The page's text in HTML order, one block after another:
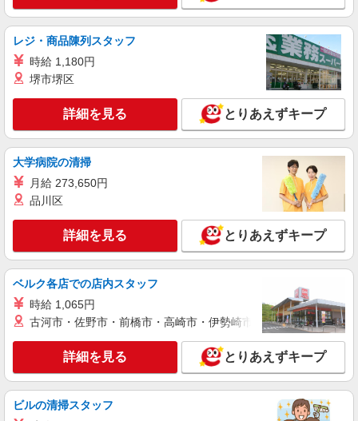
キープ 詳細を見る
LAPI-Staff株式会社 本社/軽作業窓口
ギフトのシール貼り・仕分け・梱包
時給1,400円以上＋交通費全額支給 ※夜勤は時
給1,800円以上（深夜手当含む） ◆月収例
246,400円 （日勤シフト10時〜19時 週5日勤務の
場合） 時給1,400円×8h×22日勤務
東京都江東区 ★上記以外にも神奈川県内（川
崎・横浜・相模原など）に多数派遣先有
キープ 詳細を見る
LAPI-Staff株式会社 本社/軽作業窓口
ギフト商品の仕分けや袋詰め作業
時給1,800円以上（深夜手当含む）＋交通費全
翌6時 週5日勤務の場合） 時給1,800円×8h×22日勤
務
東京都江東区 ★上記以外にも神奈川県内（川
崎・横浜・相模原など）に多数派遣先有
キープ 詳細を見る
派遣社員
LAPI-Staff株式会社 本社/軽作業窓口
レジ・商品陳列スタッフ
時給 1,180円
堺市堺区
詳細を見る とりあえずキープ
大学病院の清掃
月給 273,650円
品川区
詳細を見る とりあえずキープ
ベルク各店での店内スタッフ
時給 1,065円
古河市・佐野市・前橋市・高崎市・伊勢崎市・太田市・館林市
詳細を見る とりあえずキープ
ビルの清掃スタッフ